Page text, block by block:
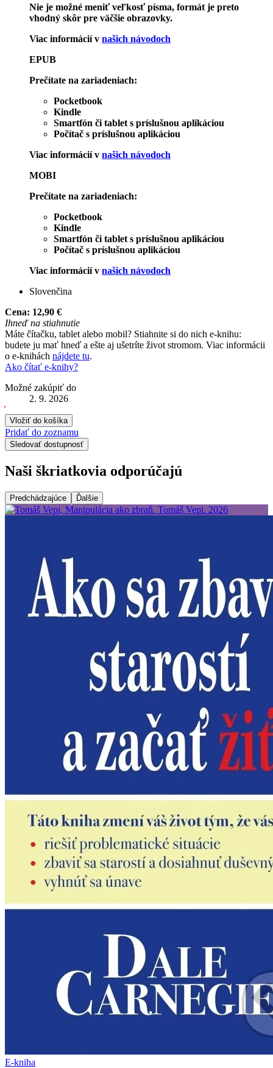
Nie je možné meniť veľkosť písma, formát je preto
vhodný skôr pre väčšie obrazovky.
Viac informácií v našich návodoch
EPUB
Prečítate na zariadeniach:
Pocketbook
Kindle
Smartfón či tablet s príslušnou aplikáciou
Počítač s príslušnou aplikáciou
Viac informácií v našich návodoch
MOBI
Prečítate na zariadeniach:
Pocketbook
Kindle
Smartfón či tablet s príslušnou aplikáciou
Počítač s príslušnou aplikáciou
Viac informácií v našich návodoch
Slovenčina
Cena: 12,90 €
Ihneď na stiahnutie
Máte čítačku, tablet alebo mobil? Stiahnite si do nich e-knihu:
budete ju mať hneď a ešte aj ušetríte život stromom. Viac informácii
o e-knihách nájdete tu.
Ako čítať e-knihy?
Možné zakúpiť do
2. 9. 2026
Vložiť do košíka
Pridať do zoznamu
Sledovať dostupnosť
Naši škriatkovia odporúčajú
Predchádzajúce Ďalšie
E-kniha